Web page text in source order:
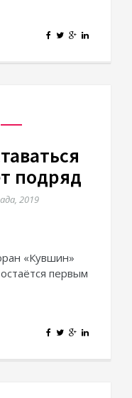
подряд
2019
«Кувшин»
первым